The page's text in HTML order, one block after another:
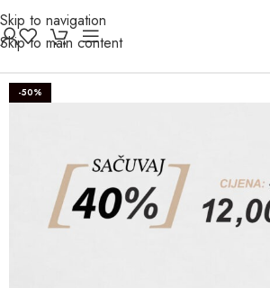
Skip to navigation
Skip to main content
-50%